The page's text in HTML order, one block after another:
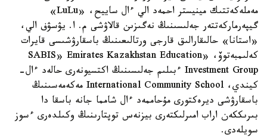
مەملەكەتتىك مينيستر احمەد الي ءال ساييح، «LuLu»
گيپەرماركەتتەر جەلىسىنىڭ نەگىزىن قالاۋشى م. ا. يۋسۋف الي،
«استانا» حالىقارالىق قارجى ورتالىعىنىڭ باسقارۋشىسى قايرات
كەلىمبەتوۆ، «SABIS» Emirates Kazakhstan Education
Investment Group ءبىلىم جەلىسىنىڭ اكتسيونەرى حالەد ءال-
كيندي، International Community School مەكەمەسىنىڭ
باسقارۋشى ديرەكتورى مۇحاممەد ءال شامما جانە باسقا دا
بىرىككەن اراب امىرلىكتەرى بيزنەس توپتارىنىڭ وكىلدەرى ءسوز
سويلەدى.